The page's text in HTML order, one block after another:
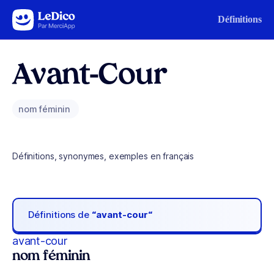
Aller au contenu Définitions
Avant-Cour
nom féminin
Définitions, synonymes, exemples en français
Définitions de “avant-cour“
avant-cour
nom féminin